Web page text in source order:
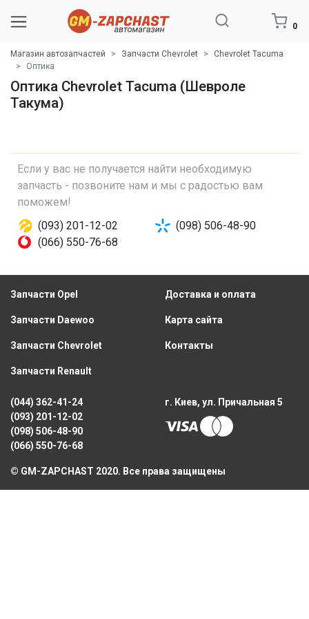
0
Магазин автозапчастей Запчасти Chevrolet
Chevrolet Tacuma
Оптика
Оптика Chevrolet Tacuma (Шевроле
Такума)
Если у вас не получается найти необходимую
запчасть - позвоните нам и мы с радостью вам
поможем!
(093) 201-12-02
(098) 506-48-90
(066) 550-76-68
Запчасти Opel
Запчасти Daewoo
Запчасти Chevrolet
Запчасти Renault
Доставка и оплата
Карта сайта
Контакты
(044) 362-41-24
(093) 201-12-02
(098) 506-48-90
(066) 550-76-68
г. Киев, ул. Причальная 5
© GM-ZAPCHAST 2020. Все права защищены